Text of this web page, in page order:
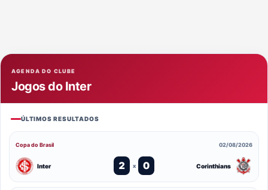
AGENDA DO CLUBE
Jogos do Inter
ÚLTIMOS RESULTADOS
Copa do Brasil 02/08/2026
Inter 2 x 0 Corinthians